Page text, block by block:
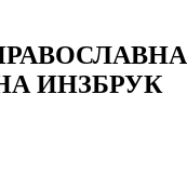
ИНЗБРУК